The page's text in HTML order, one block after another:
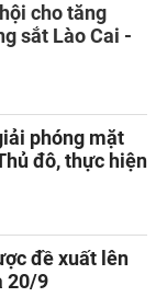
cho tăng
sắt Lào Cai -
phóng mặt
đô, thực hiện
đề xuất lên
20/9